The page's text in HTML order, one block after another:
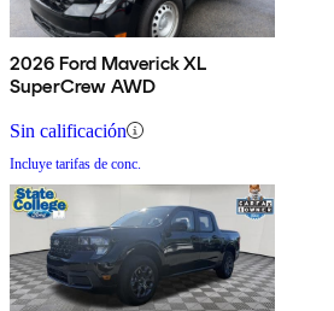
2026 Ford Maverick XL
SuperCrew AWD
Sin calificación
Incluye tarifas de conc.